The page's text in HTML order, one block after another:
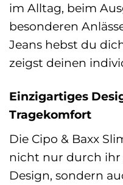
im Alltag, beim
besonderen
Jeans hebst du
zeigst deinen
Einzigartiges
Tragekomfort
Die Cipo & Baxx
nicht nur durch
Design, sondern